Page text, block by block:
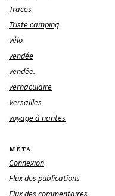
Traces
Triste camping
vélo
vendée
vendée.
vernaculaire
Versailles
voyage à nantes
MÉTA
Connexion
Flux des publications
Flux des commentaires